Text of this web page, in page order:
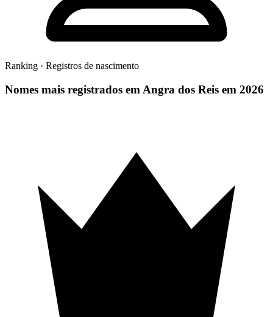
Ranking · Registros de nascimento
Nomes mais registrados em Angra dos Reis em 2026